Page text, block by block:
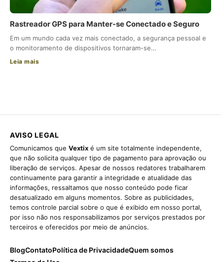
Rastreador GPS para Manter-se Conectado e Seguro
Em um mundo cada vez mais conectado, a segurança pessoal e
o monitoramento de dispositivos tornaram-se…
Leia mais
AVISO LEGAL
Comunicamos que Vextix é um site totalmente independente,
que não solicita qualquer tipo de pagamento para aprovação ou
liberação de serviços. Apesar de nossos redatores trabalharem
continuamente para garantir a integridade e atualidade das
informações, ressaltamos que nosso conteúdo pode ficar
desatualizado em alguns momentos. Sobre as publicidades,
temos controle parcial sobre o que é exibido em nosso portal,
por isso não nos responsabilizamos por serviços prestados por
terceiros e oferecidos por meio de anúncios.
BlogContatoPolítica de PrivacidadeQuem somos